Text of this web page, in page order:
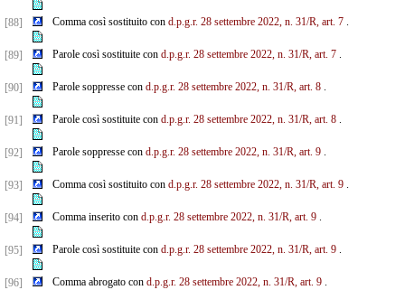
[88] Comma così sostituito con d.p.g.r. 28 settembre 2022, n. 31/R, art. 7.
[89] Parole così sostituite con d.p.g.r. 28 settembre 2022, n. 31/R, art. 7.
[90] Parole soppresse con d.p.g.r. 28 settembre 2022, n. 31/R, art. 8.
[91] Parole così sostituite con d.p.g.r. 28 settembre 2022, n. 31/R, art. 8.
[92] Parole soppresse con d.p.g.r. 28 settembre 2022, n. 31/R, art. 9.
[93] Comma così sostituito con d.p.g.r. 28 settembre 2022, n. 31/R, art. 9.
[94] Comma inserito con d.p.g.r. 28 settembre 2022, n. 31/R, art. 9.
[95] Parole così sostituite con d.p.g.r. 28 settembre 2022, n. 31/R, art. 9.
[96] Comma abrogato con d.p.g.r. 28 settembre 2022, n. 31/R, art. 9.